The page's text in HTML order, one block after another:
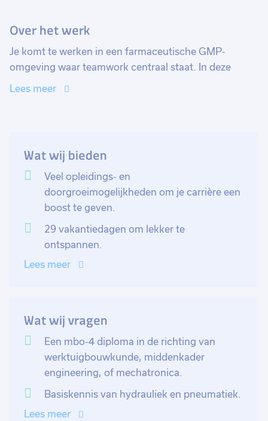
Over het werk
Je komt te werken in een farmaceutische GMP-
omgeving waar teamwork centraal staat. In deze
functie ben je verantwoordelijk voor het ombouwen
kalibratiewerkzaamheden ook tot jouw takenpakket.
Je bent niet alleen uitvoerend bezig; je neemt ook
actief deel aan verbeterprojecten, mogelijk als
projectleider.
Storingen aan het machinepark? Die los jij op.
Daarnaast draag je zorg voor het onderhoud van
machines, installaties en energievoorzieningen,
Veiligheid staat bij ons hoog in het vaandel, dus houd
je ook toezicht op dit gebied. We zoeken iemand die
graag samenwerkt en zelfstandigheid inbrengt om
onze processen continu te verbeteren.
Lees meer
Wat wij bieden
Veel opleidings- en
doorgroeimogelijkheden om je carrière een
boost te geven.
29 vakantiedagen om lekker te
ontspannen.
Lees meer
Wat wij vragen
Een mbo-4 diploma in de richting van
werktuigbouwkunde, middenkader
engineering, of mechatronica.
Basiskennis van hydrauliek en pneumatiek.
Lees meer